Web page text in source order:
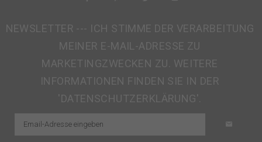
NEWSLETTER --- ICH STIMME DER VERARBEITUNG
MEINER E-MAIL-ADRESSE ZU
MARKETINGZWECKEN ZU. WEITERE
INFORMATIONEN FINDEN SIE IN DER
'DATENSCHUTZERKLÄRUNG'.